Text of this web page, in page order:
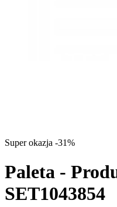
Super okazja -31%
Paleta -
SET1043854